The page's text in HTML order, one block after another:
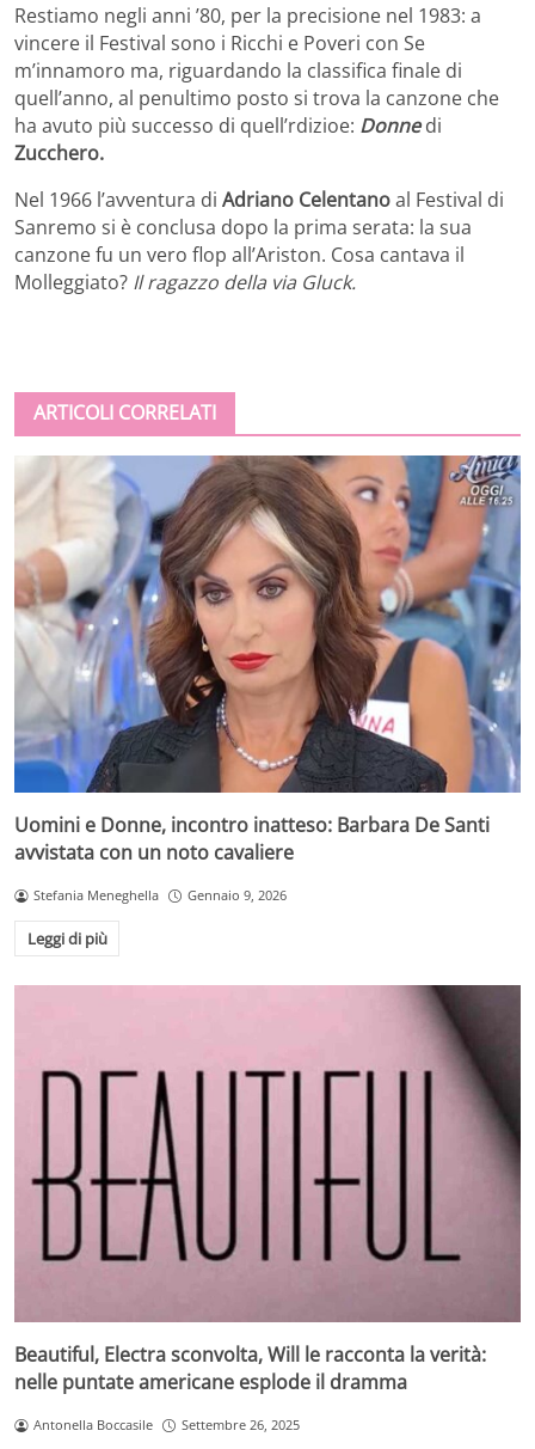
Restiamo negli anni ’80, per la precisione nel 1983: a
vincere il Festival sono i Ricchi e Poveri con Se
m’innamoro ma, riguardando la classifica finale di
quell’anno, al penultimo posto si trova la canzone che
ha avuto più successo di quell’rdizioe: Donnedi
Zucchero.
Nel 1966 l’avventura di Adriano Celentanoal Festival di
Sanremo si è conclusa dopo la prima serata: la sua
canzone fu un vero flop all’Ariston. Cosa cantava il
Molleggiato? Il ragazzo della via Gluck.
ARTICOLI CORRELATI
Uomini e Donne, incontro inatteso: Barbara De Santi
avvistata con un noto cavaliere
Stefania Meneghella Gennaio 9, 2026
Leggi di più
Beautiful, Electra sconvolta, Will le racconta la verità:
nelle puntate americane esplode il dramma
Antonella Boccasile Settembre 26, 2025